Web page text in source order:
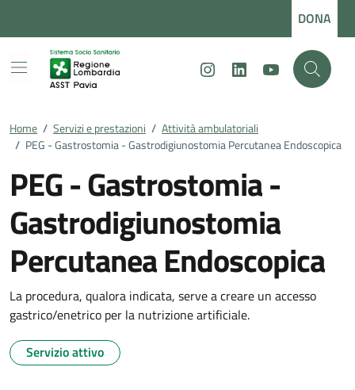
DONA
InstagramLinkedInYoutube
Home / Servizi e prestazioni / Attività ambulatoriali
/ PEG - Gastrostomia - Gastrodigiunostomia Percutanea Endoscopica
PEG - Gastrostomia -
Gastrodigiunostomia
Percutanea Endoscopica
La procedura, qualora indicata, serve a creare un accesso
gastrico/enetrico per la nutrizione artificiale.
Servizio attivo